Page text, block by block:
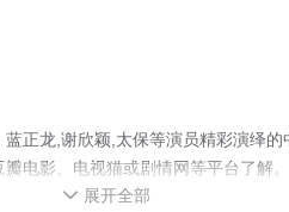
正龙,谢欣颖,太保等演员精彩演绎
电影、电视猫或剧情网等平台了解。
 展开全部